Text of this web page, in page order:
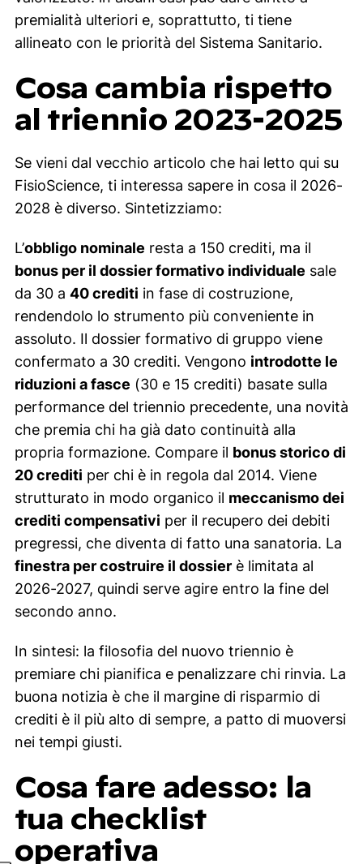
premialità ulteriori e, soprattutto, ti tiene
allineato con le priorità del Sistema Sanitario.
Cosa cambia rispetto
al triennio 2023-2025
Se vieni dal vecchio articolo che hai letto qui su
FisioScience, ti interessa sapere in cosa il 2026-
2028 è diverso. Sintetizziamo:
L’obbligo nominale resta a 150 crediti, ma il
bonus per il dossier formativo individuale sale
da 30 a 40 crediti in fase di costruzione,
rendendolo lo strumento più conveniente in
assoluto. Il dossier formativo di gruppo viene
confermato a 30 crediti. Vengono introdotte le
riduzioni a fasce (30 e 15 crediti) basate sulla
performance del triennio precedente, una novità
che premia chi ha già dato continuità alla
propria formazione. Compare il bonus storico di
20 crediti per chi è in regola dal 2014. Viene
strutturato in modo organico il meccanismo dei
crediti compensativi per il recupero dei debiti
pregressi, che diventa di fatto una sanatoria. La
finestra per costruire il dossierè limitata al
2026-2027, quindi serve agire entro la fine del
secondo anno.
In sintesi: la filosofia del nuovo triennio è
premiare chi pianifica e penalizzare chi rinvia. La
buona notizia è che il margine di risparmio di
crediti è il più alto di sempre, a patto di muoversi
nei tempi giusti.
Cosa fare adesso: la
tua checklist
operativa